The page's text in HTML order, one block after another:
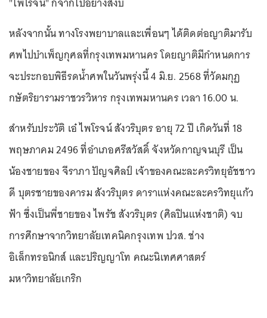
หลังจากนั้น ทางโรงพยาบาลและเพื่อนๆ ได้ติดต่อญาติมารับ
ศพไปบำเพ็ญกุศลที่กรุงเทพมหานคร โดยญาติมีกำหนดการ
จะประกอบพิธีรดน้ำศพในวันพรุ่งนี้ 4 มิ.ย. 2568 ที่วัดมกุฏ
กษัตริยารามราชวรวิหาร กรุงเทพมหานคร เวลา 16.00 น.
สำหรับประวัติ เอ๋ ไพโรจน์ สังวริบุตร อายุ 72 ปี เกิดวันที่ 18
พฤษภาคม 2496 ที่อำเภอศรีสวัสดิ์ จังหวัดกาญจนบุรี เป็น
น้องชายของ จีราภา ปัญจศิลป์ เจ้าของคณะละครวิทยุอัชชาว
ดี บุตรชายของคารม สังวริบุตร ดาราแห่งคณะละครวิทยุแก้ว
ฟ้า ซึ่งเป็นพี่ชายของ ไพรัช สังวริบุตร (ศิลปินแห่งชาติ) จบ
การศึกษาจากวิทยาลัยเทคนิคกรุงเทพ ปวส. ช่าง
อิเล็กทรอนิกส์ และปริญญาโท คณะนิเทศศาสตร์
มหาวิทยาลัยเกริก